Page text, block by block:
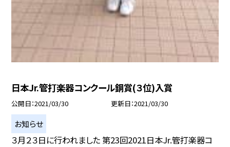
日本Jr.管打楽器コンクール銅賞(３位)入賞
公開日 2021/03/30 更新日 2021/03/30
お知らせ
３月２３日に行われました 第23回2021日本Jr.管打楽器コ